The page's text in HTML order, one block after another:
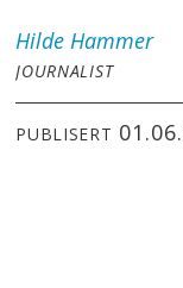
Hilde Hammer
JOURNALIST
PUBLISERT